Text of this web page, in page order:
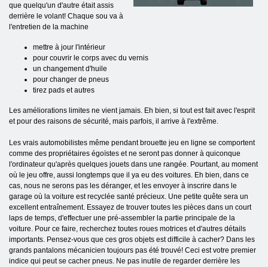
que quelqu'un d'autre était assis
derrière le volant! Chaque sou va à
l'entretien de la machine
mettre à jour l'intérieur
pour couvrir le corps avec du vernis
un changement d'huile
pour changer de pneus
tirez pads et autres
Les améliorations limites ne vient jamais. Eh bien, si tout est fait avec l'esprit
et pour des raisons de sécurité, mais parfois, il arrive à l'extrême.
Les vrais automobilistes même pendant brouette jeu en ligne se comportent
comme des propriétaires égoïstes et ne seront pas donner à quiconque
l'ordinateur qu'après quelques jouets dans une rangée. Pourtant, au moment
où le jeu offre, aussi longtemps que il ya eu des voitures. Eh bien, dans ce
cas, nous ne serons pas les déranger, et les envoyer à inscrire dans le
garage où la voiture est recyclée santé précieux. Une petite quête sera un
excellent entraînement. Essayez de trouver toutes les pièces dans un court
laps de temps, d'effectuer une pré-assembler la partie principale de la
voiture. Pour ce faire, recherchez toutes roues motrices et d'autres détails
importants. Pensez-vous que ces gros objets est difficile à cacher? Dans les
grands pantalons mécanicien toujours pas été trouvé! Ceci est votre premier
indice qui peut se cacher pneus. Ne pas inutile de regarder derrière les